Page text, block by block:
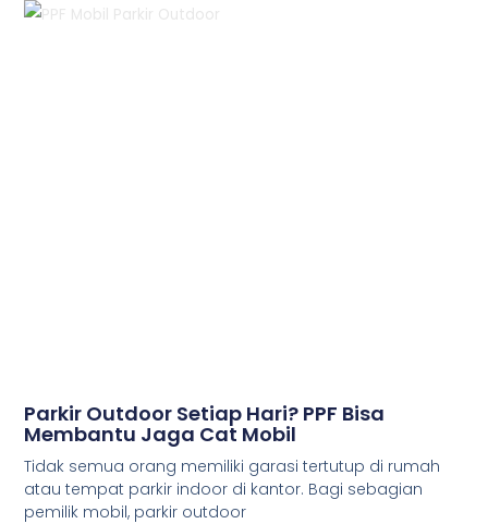
Parkir Outdoor Setiap Hari? PPF Bisa
Membantu Jaga Cat Mobil
Tidak semua orang memiliki garasi tertutup di rumah
atau tempat parkir indoor di kantor. Bagi sebagian
pemilik mobil, parkir outdoor